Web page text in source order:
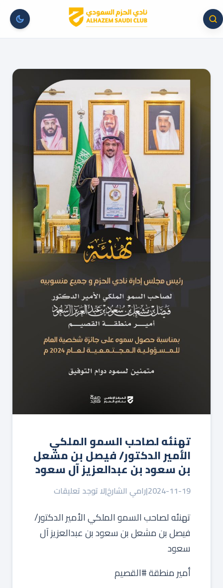
تهنئه ‏لصاحب السمو الملكي
الأمير الدكتور/ فيصل بن مشعل
بن سعود بن عبدالعزيز آل سعود
2024-11-19
|رامي الشارخ|لا توجد تعليقات
تهنئه‬⁩لصاحب السمو الملكي الأمير الدكتور/
فيصل بن مشعل بن سعود بن عبدالعزيز آل
سعود
‏أمير منطقة ⁧‫#القصيم‬⁩